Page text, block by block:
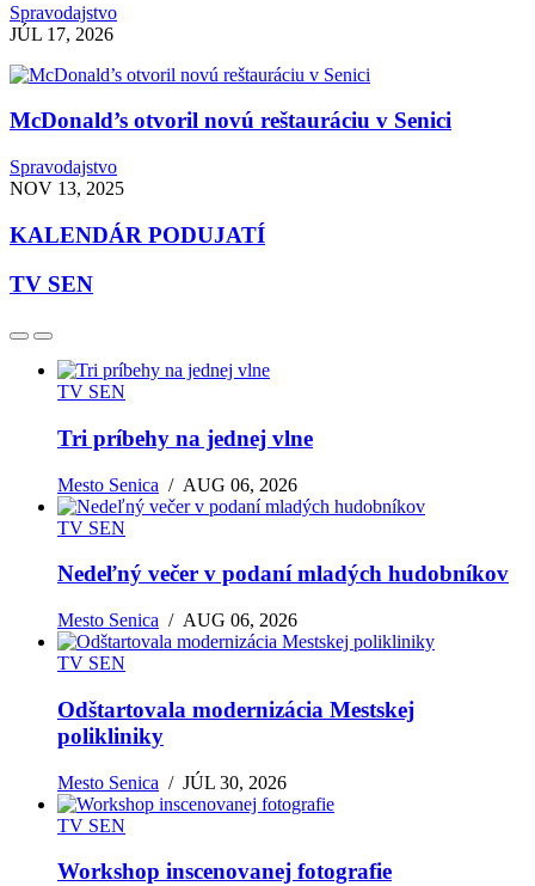
Spravodajstvo
JÚL 17, 2026
McDonald’s otvoril novú reštauráciu v Senici
Spravodajstvo
NOV 13, 2025
KALENDÁR PODUJATÍ
TV SEN
TV SEN
Tri príbehy na jednej vlne
Mesto Senica /AUG 06, 2026
TV SEN
Nedeľný večer v podaní mladých hudobníkov
Mesto Senica /AUG 06, 2026
TV SEN
Odštartovala modernizácia Mestskej
polikliniky
Mesto Senica /JÚL 30, 2026
TV SEN
Workshop inscenovanej fotografie